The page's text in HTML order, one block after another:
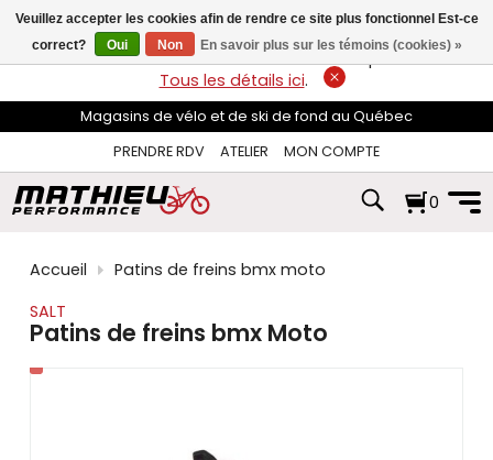
flèches
haut
et
pour
sélectionner
disponible.
Appuyez
pour
résultat
de
LIVRAISON GRATUITEsur les commandes de plus de 74$*.
Tous les détails ici.
Magasins de vélo et de ski de fond au Québec
PRENDRE RDV
ATELIER MON COMPTE
0
Accueil
Patins de freins bmx moto
SALT
Patins de freins bmx Moto
Veuillez accepter les cookies afin de rendre ce site plus fonctionnel Est-ce
correct?
Oui Non En savoir plus sur les témoins (cookies) »